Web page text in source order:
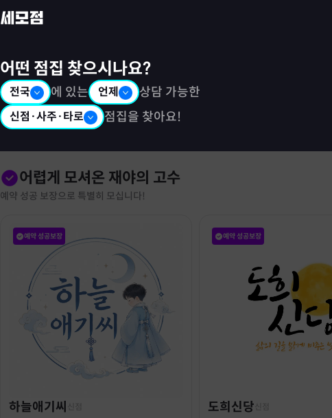
어떤 점집 찾으시나요?
전국 에 있는 언제 상담 가능한
신점·사주·타로 점집을 찾아요!
어렵게 모셔온 재야의 고수
예약 성공 보장으로 특별히 모십니다!
예약 성공보장
하늘애기씨
예약 성공보장
도희신당